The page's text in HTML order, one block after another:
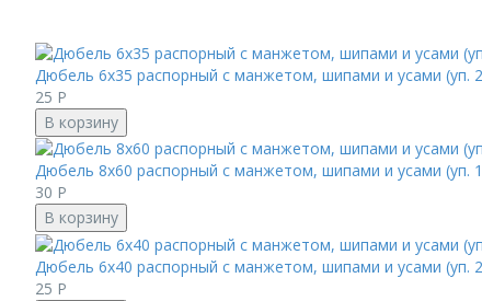
Дюбель 6х35 распорный с манжетом, шипами и усами (уп.
25 Р
В корзину
Дюбель 8х60 распорный с манжетом, шипами и усами (уп.
30 Р
В корзину
Дюбель 6х40 распорный с манжетом, шипами и усами (уп.
25 Р